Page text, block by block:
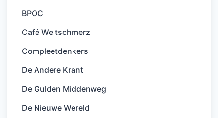
BPOC
Café Weltschmerz
Compleetdenkers
De Andere Krant
De Gulden Middenweg
De Nieuwe Wereld